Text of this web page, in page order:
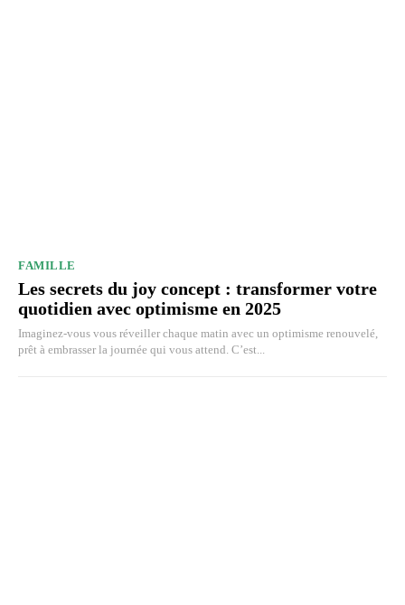
FAMILLE
Les secrets du joy concept : transformer votre
quotidien avec optimisme en 2025
Imaginez-vous vous réveiller chaque matin avec un optimisme renouvelé,
prêt à embrasser la journée qui vous attend. C’est...